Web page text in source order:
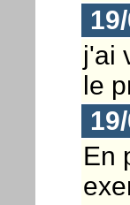
j'ai
le
En